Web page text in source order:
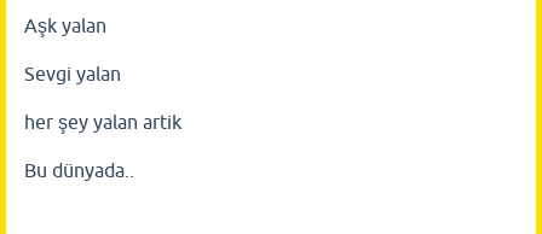
Aşk yalan
Sevgi yalan
her şey yalan artik
Bu dünyada..